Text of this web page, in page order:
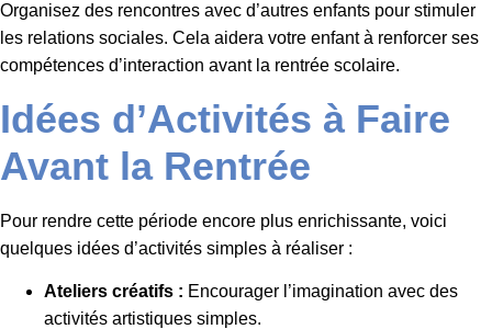
Organisez des rencontres avec d’autres enfants pour stimuler
les relations sociales. Cela aidera votre enfant à renforcer ses
compétences d’interaction avant la rentrée scolaire.
Idées d’Activités à Faire
Avant la Rentrée
Pour rendre cette période encore plus enrichissante, voici
quelques idées d’activités simples à réaliser :
Ateliers créatifs : Encourager l’imagination avec des
activités artistiques simples.